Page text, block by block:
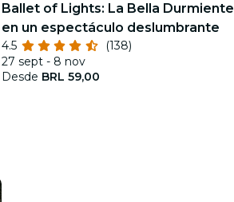
Ballet of Lights: La Bella Durmiente
en un espectáculo deslumbrante
4.5
(138)
27 sept - 8 nov
Desde BRL 59,00